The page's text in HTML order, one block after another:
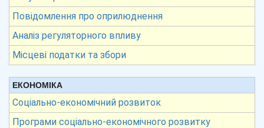
Повідомлення про оприлюднення
Аналіз регуляторного впливу
Місцеві податки та збори
ЕКОНОМІКА
Соціально-економічний розвиток
Програми соціально-економічного розвитку